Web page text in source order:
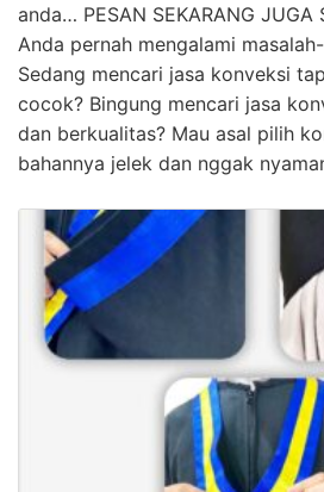
anda… PESAN SEKARANG
Anda pernah mengalami
Sedang mencari jasa konveksi
cocok? Bingung mencari jasa
dan berkualitas? Mau asal pilih
bahannya jelek dan nggak